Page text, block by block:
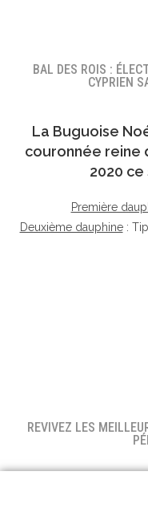
BAL DES ROIS :
CYPRIEN
La Buguoise
couronnée reine
2020 ce
Première
Deuxième dauphine:
REVIVEZ LES